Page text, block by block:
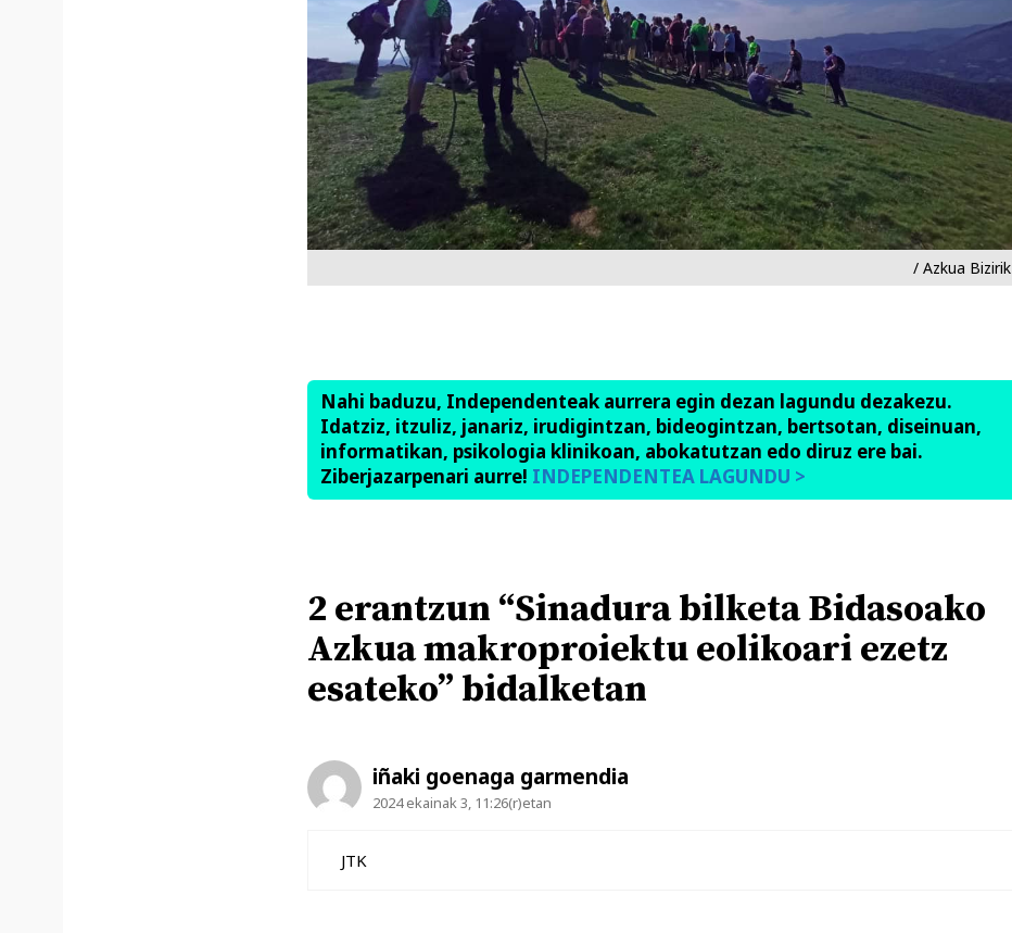
/ Azkua Bizirik
Nahi baduzu, Independenteak aurrera egin dezan lagundu dezakezu.
Idatziz, itzuliz, janariz, irudigintzan, bideogintzan, bertsotan, diseinuan,
informatikan, psikologia klinikoan, abokatutzan edo diruz ere bai.
Ziberjazarpenari aurre! INDEPENDENTEA LAGUNDU >
2 erantzun “Sinadura bilketa Bidasoako
Azkua makroproiektu eolikoari ezetz
esateko” bidalketan
iñaki goenaga garmendia
2024 ekainak 3, 11:26(r)etan
JTK